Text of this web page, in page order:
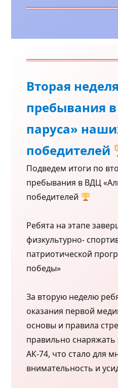
Вторая неделя
пребывания
паруса»
победителей
Подведем итоги по
пребывания в ВДЦ
победителей
Ребята на этапе
физкультурно-
патриотической
победы»
За вторую неделю
оказания первой
основы и правила
правильно
АК-74, что стало для
внимательность и